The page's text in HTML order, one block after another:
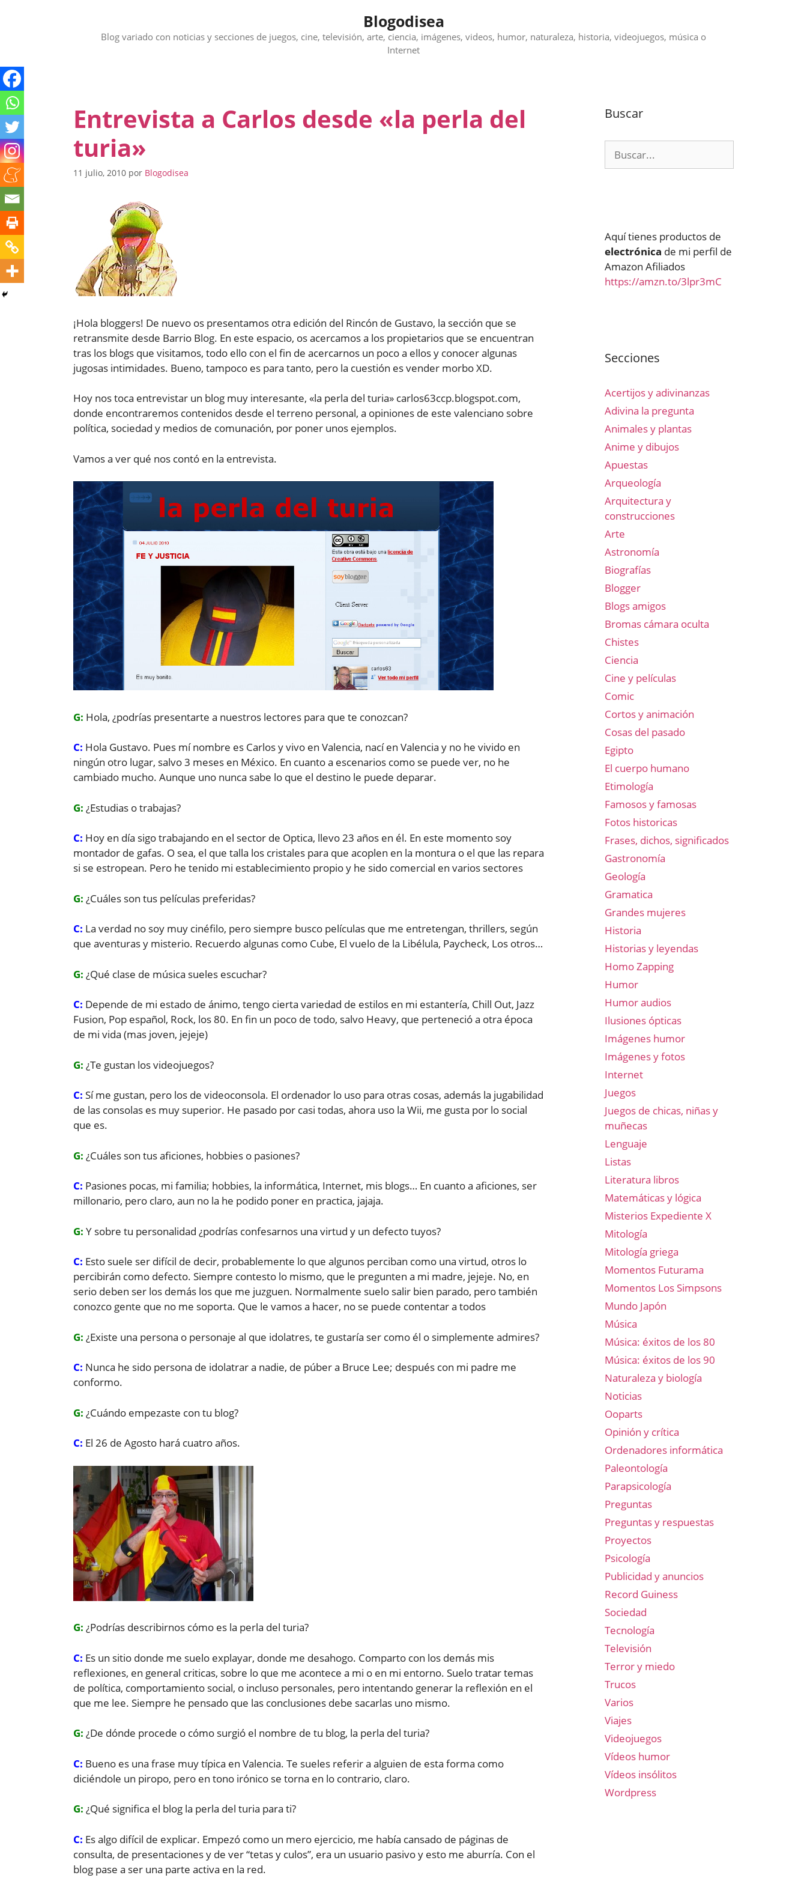
Blogodisea
Blog variado con noticias y secciones de juegos, cine, televisión, arte, ciencia, imágenes, videos, humor, naturaleza, historia, videojuegos, música o
Internet
Entrevista a Carlos desde «la perla del
turia»
11 julio, 2010 por Blogodisea
¡Hola bloggers! De nuevo os presentamos otra edición del Rincón de Gustavo, la sección que se
retransmite desde Barrio Blog. En este espacio, os acercamos a los propietarios que se encuentran
tras los blogs que visitamos, todo ello con el fin de acercarnos un poco a ellos y conocer algunas
jugosas intimidades. Bueno, tampoco es para tanto, pero la cuestión es vender morbo XD.
Hoy nos toca entrevistar un blog muy interesante, «la perla del turia» carlos63ccp.blogspot.com,
donde encontraremos contenidos desde el terreno personal, a opiniones de este valenciano sobre
política, sociedad y medios de comunación, por poner unos ejemplos.
Vamos a ver qué nos contó en la entrevista.
G: Hola, ¿podrías presentarte a nuestros lectores para que te conozcan?
C: Hola Gustavo. Pues mí nombre es Carlos y vivo en Valencia, nací en Valencia y no he vivido en
ningún otro lugar, salvo 3 meses en México. En cuanto a escenarios como se puede ver, no he
cambiado mucho. Aunque uno nunca sabe lo que el destino le puede deparar.
G: ¿Estudias o trabajas?
C: Hoy en día sigo trabajando en el sector de Optica, llevo 23 años en él. En este momento soy
montador de gafas. O sea, el que talla los cristales para que acoplen en la montura o el que las repara
si se estropean. Pero he tenido mi establecimiento propio y he sido comercial en varios sectores
G: ¿Cuáles son tus películas preferidas?
C: La verdad no soy muy cinéfilo, pero siempre busco películas que me entretengan, thrillers, según
que aventuras y misterio. Recuerdo algunas como Cube, El vuelo de la Libélula, Paycheck, Los otros…
G: ¿Qué clase de música sueles escuchar?
C: Depende de mi estado de ánimo, tengo cierta variedad de estilos en mi estantería, Chill Out, Jazz
Fusion, Pop español, Rock, los 80. En fin un poco de todo, salvo Heavy, que perteneció a otra época
de mi vida (mas joven, jejeje)
G: ¿Te gustan los videojuegos?
C: Sí me gustan, pero los de videoconsola. El ordenador lo uso para otras cosas, además la jugabilidad
de las consolas es muy superior. He pasado por casi todas, ahora uso la Wii, me gusta por lo social
que es.
G: ¿Cuáles son tus aficiones, hobbies o pasiones?
C: Pasiones pocas, mi familia; hobbies, la informática, Internet, mis blogs… En cuanto a aficiones, ser
millonario, pero claro, aun no la he podido poner en practica, jajaja.
G: Y sobre tu personalidad ¿podrías confesarnos una virtud y un defecto tuyos?
C: Esto suele ser difícil de decir, probablemente lo que algunos perciban como una virtud, otros lo
percibirán como defecto. Siempre contesto lo mismo, que le pregunten a mi madre, jejeje. No, en
serio deben ser los demás los que me juzguen. Normalmente suelo salir bien parado, pero también
conozco gente que no me soporta. Que le vamos a hacer, no se puede contentar a todos
G: ¿Existe una persona o personaje al que idolatres, te gustaría ser como él o simplemente admires?
C: Nunca he sido persona de idolatrar a nadie, de púber a Bruce Lee; después con mi padre me
conformo.
G: ¿Cuándo empezaste con tu blog?
C: El 26 de Agosto hará cuatro años.
G: ¿Podrías describirnos cómo es la perla del turia?
C: Es un sitio donde me suelo explayar, donde me desahogo. Comparto con los demás mis
reflexiones, en general criticas, sobre lo que me acontece a mi o en mi entorno. Suelo tratar temas
de política, comportamiento social, o incluso personales, pero intentando generar la reflexión en el
que me lee. Siempre he pensado que las conclusiones debe sacarlas uno mismo.
G: ¿De dónde procede o cómo surgió el nombre de tu blog, la perla del turia?
C: Bueno es una frase muy típica en Valencia. Te sueles referir a alguien de esta forma como
diciéndole un piropo, pero en tono irónico se torna en lo contrario, claro.
G: ¿Qué significa el blog la perla del turia para ti?
C: Es algo difícil de explicar. Empezó como un mero ejercicio, me había cansado de páginas de
consulta, de presentaciones y de ver “tetas y culos”, era un usuario pasivo y esto me aburría. Con el
blog pase a ser una parte activa en la red.
Buscar
Aquí tienes productos de
electrónica de mi perfil de
Amazon Afiliados
https://amzn.to/3lpr3mC
Secciones
Acertijos y adivinanzas
Adivina la pregunta
Animales y plantas
Anime y dibujos
Apuestas
Arqueología
Arquitectura y
construcciones
Arte
Astronomía
Biografías
Blogger
Blogs amigos
Bromas cámara oculta
Chistes
Ciencia
Cine y películas
Comic
Cortos y animación
Cosas del pasado
Egipto
El cuerpo humano
Etimología
Famosos y famosas
Fotos historicas
Frases, dichos, significados
Gastronomía
Geología
Gramatica
Grandes mujeres
Historia
Historias y leyendas
Homo Zapping
Humor
Humor audios
Ilusiones ópticas
Imágenes humor
Imágenes y fotos
Internet
Juegos
Juegos de chicas, niñas y
muñecas
Lenguaje
Listas
Literatura libros
Matemáticas y lógica
Misterios Expediente X
Mitología
Mitología griega
Momentos Futurama
Momentos Los Simpsons
Mundo Japón
Música
Música: éxitos de los 80
Música: éxitos de los 90
Naturaleza y biología
Noticias
Ooparts
Opinión y crítica
Ordenadores informática
Paleontología
Parapsicología
Preguntas
Preguntas y respuestas
Proyectos
Psicología
Publicidad y anuncios
Record Guiness
Sociedad
Tecnología
Televisión
Terror y miedo
Trucos
Varios
Viajes
Videojuegos
Vídeos humor
Vídeos insólitos
Wordpress